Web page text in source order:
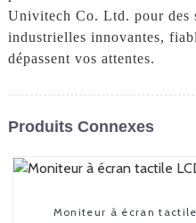
Univitech Co. Ltd. pour des
industrielles innovantes,
dépassent vos attentes.
Produits Connexes
Moniteur à écran